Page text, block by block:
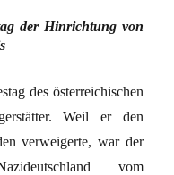
der Hinrichtung von
des österreichischen
Weil er den
verweigerte, war der
vom